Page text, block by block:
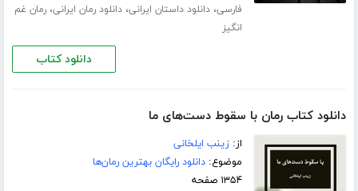
فارسی،دانلود داستان ایرانی،دانلود رمان ایرانی،رمان غم
انگیز
دانلود کتاب
دانلود کتاب رمان با سقوط دست‌های ما
از:زینب ایلخانی
موضوع:دانلود رایگان بهترین رمان‌ها
۱۳۵۴ صفحه